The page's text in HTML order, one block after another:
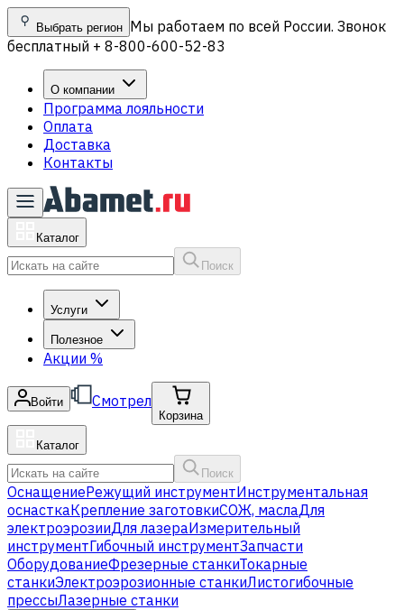
Выбрать регион Мы работаем по всей России. Звонок
бесплатный + 8-800-600-52-83
О компании
Программа лояльности
Оплата
Доставка
Контакты
Каталог
Поиск
Услуги
Полезное
Акции %
Войти Смотрел
Корзина
Каталог
Поиск
ОснащениеРежущий инструментИнструментальная
оснасткаКрепление заготовкиСОЖ, маслаДля
электроэрозииДля лазераИзмерительный
инструментГибочный инструментЗапчасти
ОборудованиеФрезерные станкиТокарные
станкиЭлектроэрозионные станкиЛистогибочные
прессыЛазерные станки